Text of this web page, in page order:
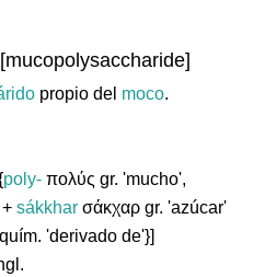
[mucopolysaccharide]
propio del moco.
poly- πολύς gr. 'mucho',
+sákkhar σάκχαρ gr. 'azúcar'
quím. 'derivado de'}]